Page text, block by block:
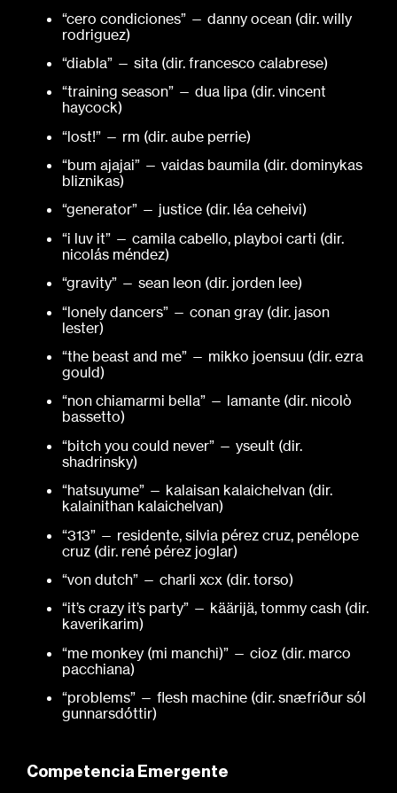
“cero condiciones” — danny ocean (dir. willy
rodriguez)
“diabla” — sita (dir. francesco calabrese)
“training season” — dua lipa (dir. vincent
haycock)
“lost!” — rm (dir. aube perrie)
“bum ajajai” — vaidas baumila (dir. dominykas
bliznikas)
“generator” — justice (dir. léa ceheivi)
“i luv it” — camila cabello, playboi carti (dir.
nicolás méndez)
“gravity” — sean leon (dir. jorden lee)
“lonely dancers” — conan gray (dir. jason
lester)
“the beast and me” — mikko joensuu (dir. ezra
gould)
“non chiamarmi bella” — lamante (dir. nicolò
bassetto)
“bitch you could never” — yseult (dir.
shadrinsky)
“hatsuyume” — kalaisan kalaichelvan (dir.
kalainithan kalaichelvan)
“313” — residente, silvia pérez cruz, penélope
cruz (dir. rené pérez joglar)
“von dutch” — charli xcx (dir. torso)
“it’s crazy it’s party” — käärijä, tommy cash (dir.
kaverikarim)
“me monkey (mi manchi)” — cioz (dir. marco
pacchiana)
“problems” — flesh machine (dir. snæfríður sól
gunnarsdóttir)
Competencia Emergente